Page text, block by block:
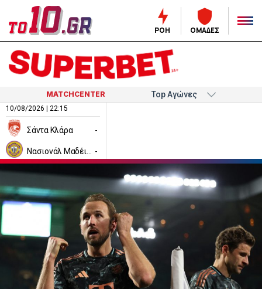
ΡΟΗ ΟΜΑΔΕΣ
MATCHCENTER
10/08/2026 | 22:15
Σάντα Κλάρα -
-